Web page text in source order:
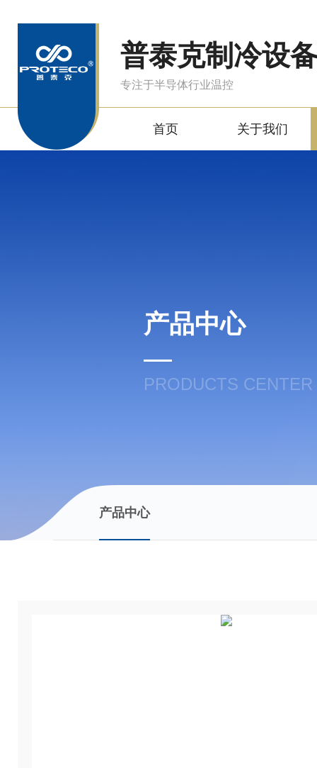
普泰克制冷设
专注于半导体行业温控
首页 关于我们
产品中心
PRODUCTS CENTER
产品中心